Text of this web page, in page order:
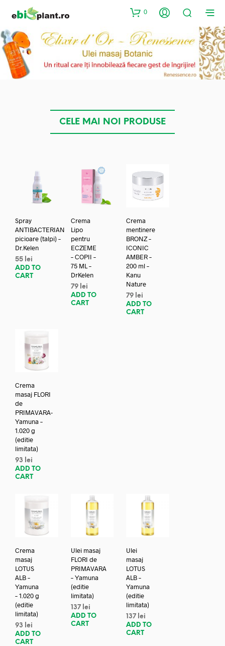
0
CELE MAI NOI PRODUSE
Spray
ANTIBACTERIAN
picioare (talpi) –
Dr.Kelen
55 lei
ADD TO
CART
Crema
Lipo
pentru
ECZEME
– COPII –
75 ML –
DrKelen
79 lei
ADD TO
CART
Crema
mentinere
BRONZ –
ICONIC
AMBER –
200 ml –
Kanu
Nature
79 lei
ADD TO
CART
Crema
masaj FLORI
de
PRIMAVARA-
Yamuna –
1.020 g
(editie
limitata)
93
lei
ADD TO
CART
Crema
masaj
LOTUS
ALB –
Yamuna
– 1.020 g
(editie
limitata)
93
lei
ADD TO
CART
Ulei masaj
FLORI de
PRIMAVARA
– Yamuna
(editie
limitata)
137 lei
ADD TO
CART
Ulei
masaj
LOTUS
ALB –
Yamuna
(editie
limitata)
137 lei
ADD TO
CART